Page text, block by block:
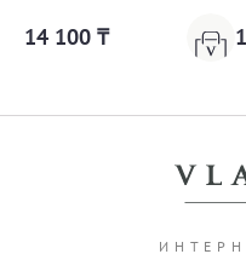
14 100 ₸